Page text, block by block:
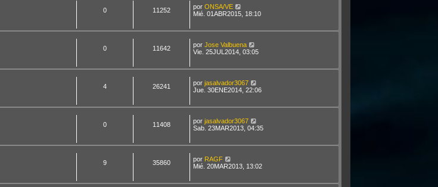
0 11252 por ONSA/VE
Mié. 01ABR2015, 18:10
0 11642 por Jose Valbuena
Vie. 25JUL2014, 03:05
4 26241 por jasalvador3067
Jue. 30ENE2014, 22:06
0 11408 por jasalvador3067
Sab. 23MAR2013, 04:35
9 35860 por RAGF
Mié. 20MAR2013, 13:02